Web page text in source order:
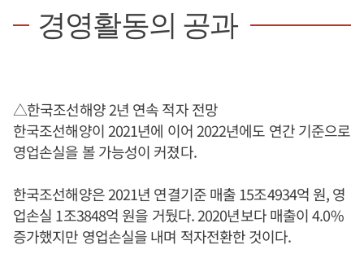
경영활동의 공과
△한국조선해양 2년 연속 적자 전망
한국조선해양이 2021년에 이어 2022년에도 연간 기준으로
영업손실을 볼 가능성이 커졌다.
한국조선해양은 2021년 연결기준 매출 15조4934억 원, 영
업손실 1조3848억 원을 거뒀다. 2020년보다 매출이 4.0%
증가했지만 영업손실을 내며 적자전환한 것이다.